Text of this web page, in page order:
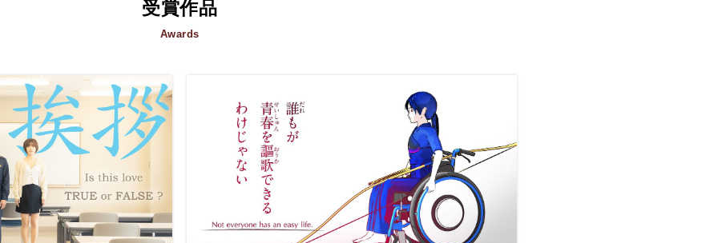
受賞作品
Awards